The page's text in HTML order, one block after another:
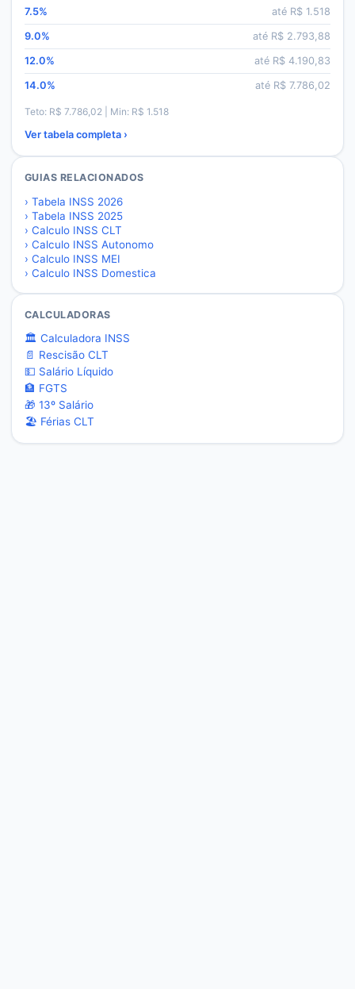
7.5% até R$ 1.518
9.0% até R$ 2.793,88
12.0% até R$ 4.190,83
14.0% até R$ 7.786,02
Teto: R$ 7.786,02 | Min: R$ 1.518
Ver tabela completa ›
GUIAS RELACIONADOS
› Tabela INSS 2026
› Tabela INSS 2025
› Calculo INSS CLT
› Calculo INSS Autonomo
› Calculo INSS MEI
› Calculo INSS Domestica
CALCULADORAS
🏛️ Calculadora INSS
📄 Rescisão CLT
💵 Salário Líquido
🏦 FGTS
🎁 13º Salário
🏖️ Férias CLT